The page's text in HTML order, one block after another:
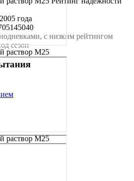
года
с низким рейтингом
сезон